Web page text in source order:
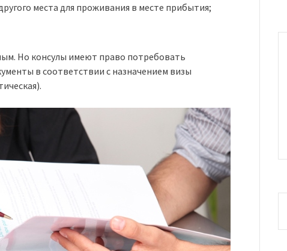
места для проживания в месте прибытия;
Но консулы имеют право потребовать
в соответствии с назначением визы